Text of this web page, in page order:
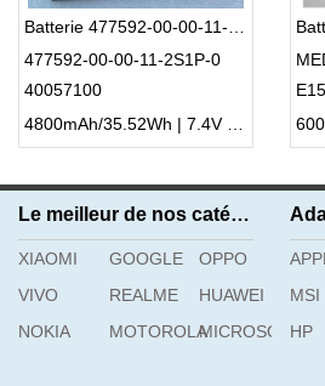
Batterie 477592-00-00-11-2S1P-0
477592-00-00-11-2S1P-0
40057100
4800mAh/35.52Wh | 7.4V | Li-ion ...
Le meilleur de nos catégories
XIAOMI GOOGLE
OPPO
VIVO
REALME
HUAWEI
NOKIA
MOTOROLAMICROSOFT
MSI
HP